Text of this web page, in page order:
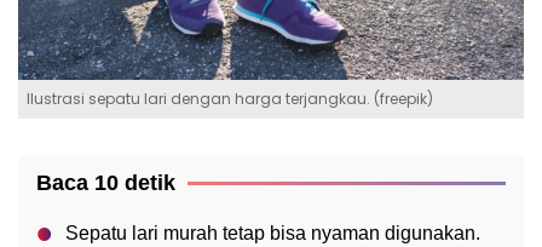
Ilustrasi sepatu lari dengan harga terjangkau. (freepik)
Baca 10 detik
Sepatu lari murah tetap bisa nyaman digunakan.